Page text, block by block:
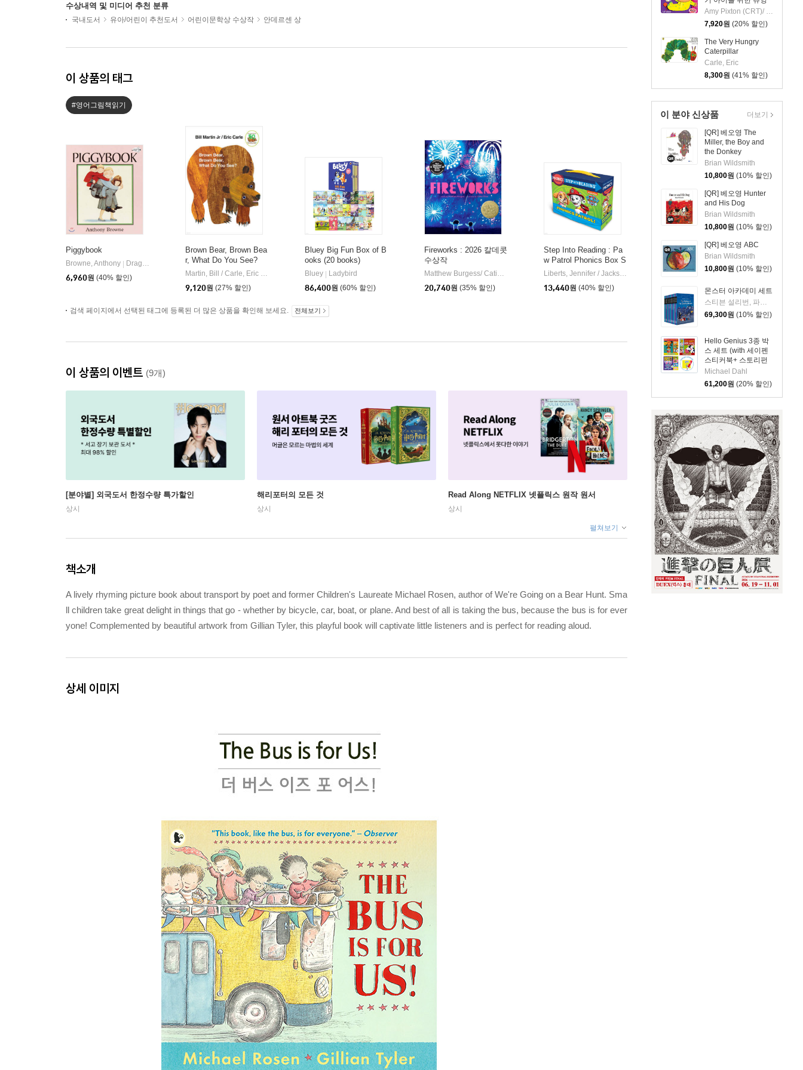
북 시리즈)
7,920원 (20% 할인)
The Very Hungry
Caterpillar
Carle, Eric
8,300원 (41% 할인)
이 분야 신상품
[QR] 베오영 The
Miller, the Boy and
the Donkey
Brian Wildsmith
10,800원 (10% 할인)
[QR] 베오영 Hunter
and His Dog
Brian Wildsmith
10,800원 (10% 할인)
[QR] 베오영 ABC
Brian Wildsmith
10,800원 (10% 할인)
몬스터 아카데미 세트
69,300원 (10% 할인)
Hello Genius 3종 박
스 세트 (with 세이펜
스티커북+ 스토리펀
앱 QR 이용권)
Michael Dahl
61,200원 (20% 할인)
더보기
수상내역 및 미디어 추천 분류
국내도서 유아/어린이 추천도서 어린이문학상 수상작 안데르센 상
이 상품의 태그
#영어그림책읽기
Piggybook
Browne, Anthony
Dragonfly Books
6,960원 (40% 할인)
Brown Bear, Brown Bea
r, What Do You See?
Martin, Bill / Carle, Eric | Henry Holt & Company
9,120원 (27% 할인)
Bluey Big Fun Box of B
ooks (20 books)
Bluey
Ladybird
86,400원 (60% 할인)
Fireworks : 2026 칼데콧
수상작
Matthew Burgess/ Catia Chien (ILT)
Katherine Tegen Books
20,740원 (35% 할인)
Step Into Reading : Pa
w Patrol Phonics Box S
et
Liberts, Jennifer / Jackson, Mike
Random House Books for Young Readers
13,440원 (40% 할인)
검색 페이지에서 선택된 태그에 등록된 더 많은 상품을 확인해 보세요. 전체보기
이 상품의 이벤트 (9개)
[분야별] 외국도서 한정수량 특가할인
상시
해리포터의 모든 것
상시
Read Along NETFLIX 넷플릭스 원작 원서
상시
펼쳐보기
책소개
A lively rhyming picture book about transport by poet and former Children's Laureate Michael Rosen, author of We're Going on a Bear Hunt. Sma
ll children take great delight in things that go - whether by bicycle, car, boat, or plane. And best of all is taking the bus, because the bus is for ever
yone! Complemented by beautiful artwork from Gillian Tyler, this playful book will captivate little listeners and is perfect for reading aloud.
상세 이미지